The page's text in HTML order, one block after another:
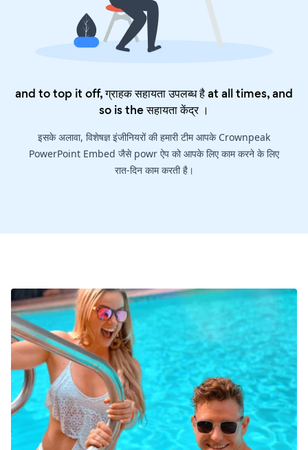
and to top it off, ग्राहक सहायता उपलब्ध है at all times, and
so is theसहायता केंद्र।
इसके अलावा, विशेषज्ञ इंजीनियरों की हमारी टीम आपके Crownpeak
PowerPoint Embed जैसे powr ऐप को आपके लिए काम करने के लिए
रात-दिन काम करती है।